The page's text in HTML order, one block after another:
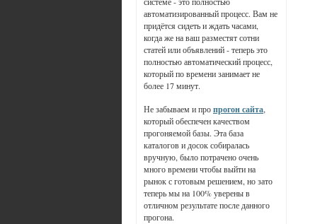
автоматизированный процесс. Вам не
придётся сидеть и ждать часами,
когда же на ваш разместят сотни
статей или объявлений - теперь это
полностью автоматический процесс,
который по времени занимает не
более 17 минут.
Не забываем и пропрогон сайта,
который обеспечен качеством
прогоняемой базы. Эта база
каталогов и досок собиралась
вручную, было потрачено очень
много времени чтобы выйти на
рынок с готовым решением, но зато
теперь мы на 100% уверены в
отличном результате после данного
прогона.